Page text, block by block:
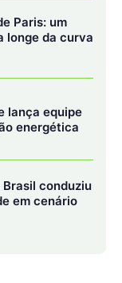
no Brasil é
do Sul
internacional
o evento em
diferentes
da
de
preparatórios